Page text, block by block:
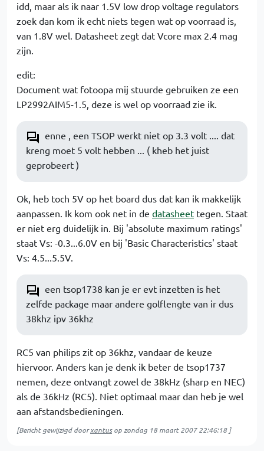
idd, maar als ik naar 1.5V low drop voltage regulators
zoek dan kom ik echt niets tegen wat op voorraad is,
van 1.8V wel. Datasheet zegt dat Vcore max 2.4 mag
zijn.
edit:
Document wat fotoopa mij stuurde gebruiken ze een
LP2992AIM5-1.5, deze is wel op voorraad zie ik.
enne , een TSOP werkt niet op 3.3 volt .... dat
kreng moet 5 volt hebben ... ( kheb het juist
geprobeert )
Ok, heb toch 5V op het board dus dat kan ik makkelijk
aanpassen. Ik kom ook net in de datasheet tegen. Staat
er niet erg duidelijk in. Bij 'absolute maximum ratings'
staat Vs: -0.3...6.0V en bij 'Basic Characteristics' staat
Vs: 4.5...5.5V.
een tsop1738 kan je er evt inzetten is het
zelfde package maar andere golflengte van ir dus
38khz ipv 36khz
RC5 van philips zit op 36khz, vandaar de keuze
hiervoor. Anders kan je denk ik beter de tsop1737
nemen, deze ontvangt zowel de 38kHz (sharp en NEC)
als de 36kHz (RC5). Niet optimaal maar dan heb je wel
aan afstandsbedieningen.
[Bericht gewijzigd doorxantusop zondag 18 maart 2007 22:46:18]